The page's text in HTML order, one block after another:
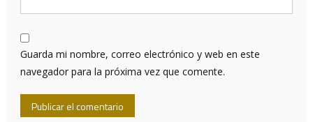
Guarda mi nombre, correo electrónico y web en este
navegador para la próxima vez que comente.